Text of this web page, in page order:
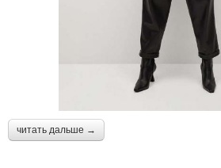
читать дальше →